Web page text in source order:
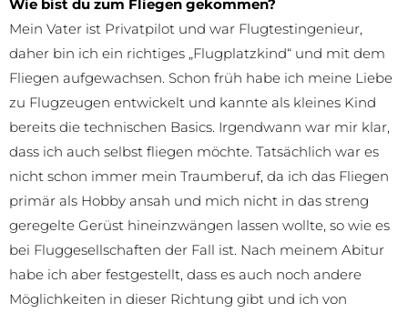
Wie bist du zum Fliegen gekommen?
Mein Vater ist Privatpilot und war Flugtestingenieur,
daher bin ich ein richtiges „Flugplatzkind“ und mit dem
Fliegen aufgewachsen. Schon früh habe ich meine Liebe
zu Flugzeugen entwickelt und kannte als kleines Kind
bereits die technischen Basics. Irgendwann war mir klar,
dass ich auch selbst fliegen möchte. Tatsächlich war es
nicht schon immer mein Traumberuf, da ich das Fliegen
primär als Hobby ansah und mich nicht in das streng
geregelte Gerüst hineinzwängen lassen wollte, so wie es
bei Fluggesellschaften der Fall ist. Nach meinem Abitur
habe ich aber festgestellt, dass es auch noch andere
Möglichkeiten in dieser Richtung gibt und ich von